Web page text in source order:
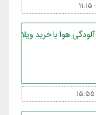
هوا با خرید ویلا